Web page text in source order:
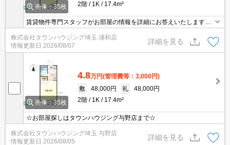
画像：35枚
2階
1K 17.4m²
賃貸物件専門スタッフがお部屋の情報を詳細にお答えいたします。
お問合わせはタウンハウジング浦和店まで♪
株式会社タウンハウジング埼玉 浦和店
情報更新日 2026/08/07
詳細を見る
画像：35枚
4.8万円(管理費等：3,000円)
敷
48,000円 礼
48,000円
2階
1K 17.4m²
☆お部屋探しはタウンハウジング与野店まで☆
株式会社タウンハウジング埼玉 与野店
情報更新日 2026/08/05
詳細を見る